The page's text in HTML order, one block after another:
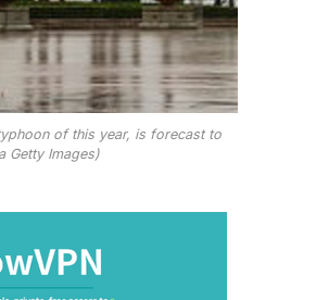
of this year, is forecast to
Getty Images)